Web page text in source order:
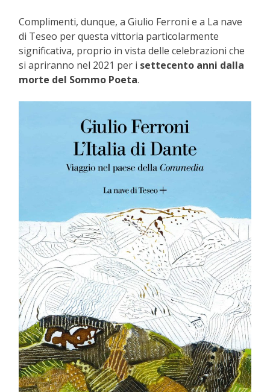
Complimenti, dunque, a Giulio Ferroni e a La nave
di Teseo per questa vittoria particolarmente
significativa, proprio in vista delle celebrazioni che
si apriranno nel 2021 per i settecento anni dalla
morte del Sommo Poeta.